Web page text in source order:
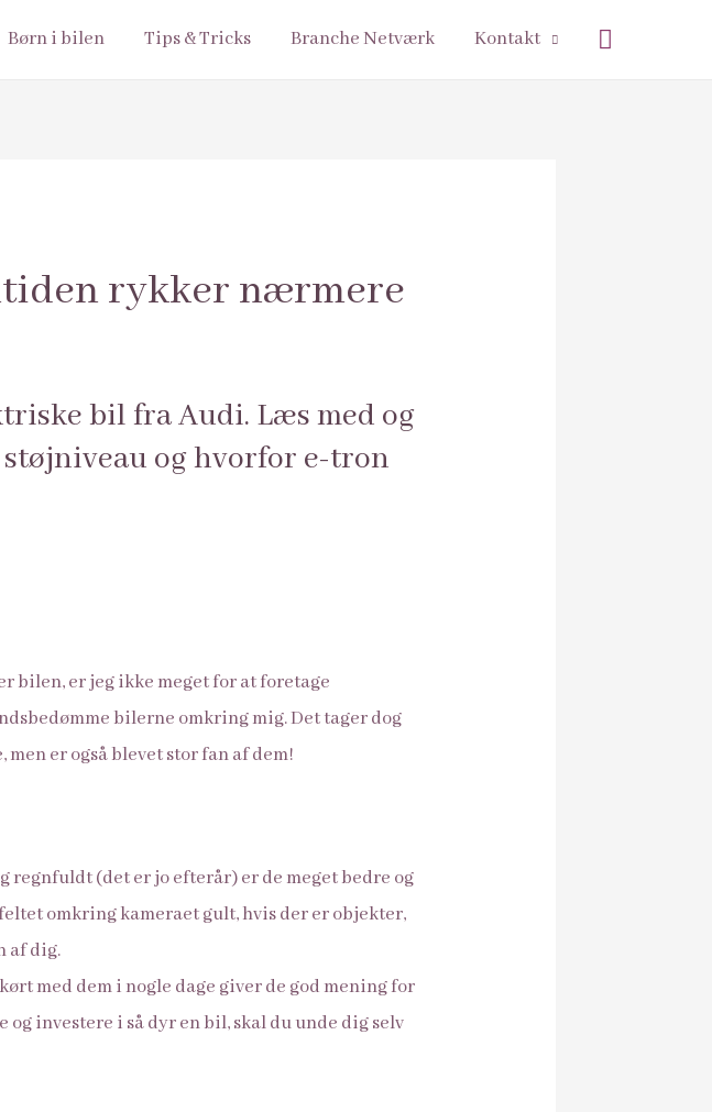
Børn i bilen Tips & Tricks Branche Netværk Kontakt Søg
rykker nærmere
bil fra Audi. Læs med og
og hvorfor e-tron
er jeg ikke meget for at foretage
bilerne omkring mig. Det tager dog
er også blevet stor fan af dem!
regnfuldt (det er jo efterår) er de meget bedre og
omkring kameraet gult, hvis der er objekter,
af dig.
med dem i nogle dage giver de god mening for
og investere i så dyr en bil, skal du unde dig selv